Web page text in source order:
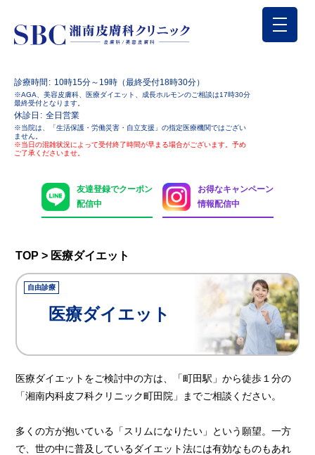
診療時間 10時15分～19時（最終受付18時30分）
※AGA、美容皮膚科、医療ダイエット、成長ホルモンのご相談は17時30分
最終受付となります。
休診日 全日営業
※当院は、「生活保護・労働災害・自立支援」の指定医療機関ではござい
ません。
※当日の混雑状況によって受付終了時間が早まる場合がございます。予め
ご了承くださいませ。
友達登録でクーポン
配信中
お得なキャンペーン
情報配信中
TOP > 医療ダイエット
医療ダイエット
医療ダイエットをご検討中の方は、「町田駅」から徒歩１分の
「湘南内科皮フ科クリニック町田院」までご相談ください。
多くの方が抱いている「スリムになりたい」という願望。一方
で、世の中に普及しているダイエット法には有効なものもあれ